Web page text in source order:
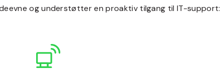
og understøtter en proaktiv tilgang til IT-support: